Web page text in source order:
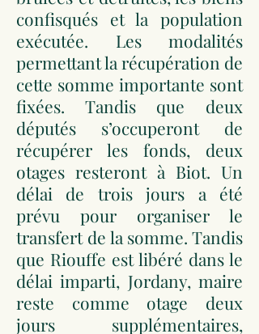
confisqués et la population
exécutée. Les modalités
permettant la récupération de
cette somme importante sont
fixées. Tandis que deux
députés s’occuperont de
récupérer les fonds, deux
otages resteront à Biot. Un
délai de trois jours a été
prévu pour organiser le
transfert de la somme. Tandis
que Riouffe est libéré dans le
délai imparti, Jordany, maire
reste comme otage deux
jours supplémentaires,